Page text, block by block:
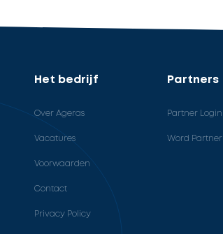
Het bedrijf
Over Ageras
Vacatures
Voorwaarden
Contact
Privacy Policy
Partners
Partner Login
Word Partner